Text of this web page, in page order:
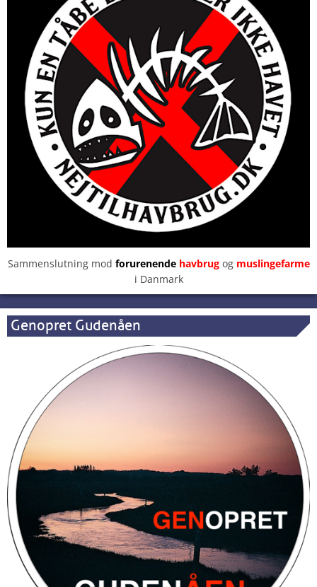
Sammenslutning mod forurenendehavbrugog muslingefarme
i Danmark
Genopret Gudenåen